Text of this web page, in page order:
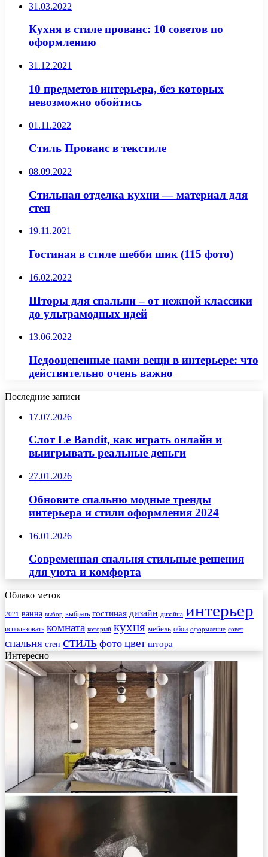
31.03.2022
Кухня в стиле прованс: 10 советов по
оформлению
31.12.2021
10 предметов интерьера, без которых
невозможно обойтись
01.11.2022
Стиль Прованс в текстиле
08.09.2022
Стильная отделка кухни — материал для
стен
19.11.2021
Гостиная в стиле шебби шик (115 фото)
16.02.2022
Шторы для спальни – от нежной классики
до ультрамодных идей
13.06.2022
Недооцененные нами вещи в интерьере: что
действительно очень важно
Последние записи
17.07.2026
Слот Le Bandit, как играть онлайн и
выигрывать реальные деньги
27.01.2026
Обновите спальню модные тренды
интерьера и стили оформления 2024
16.01.2026
Современная спальня стильные решения
для уюта и комфорта
Облако меток
2021 ванна выбор выбрать гостиная дизайн дизайна интерьер
использовать комната который кухня мебель обои оформление совет
спальня стен стиль фото цвет штора
Интересно